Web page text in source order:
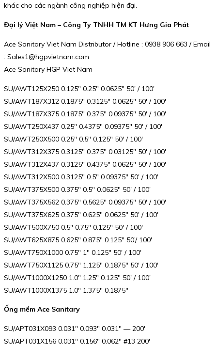
khác cho các ngành công nghiệp hiện đại.
Đại lý Việt Nam – Công Ty TNHH TM KT Hưng Gia Phát
Ace Sanitary Viet Nam Distributor / Hotline : 0938 906 663 / Email
: Sales1@hgpvietnam.com
Ace Sanitary HGP Viet Nam
SU/AWT125X250 0.125″ 0.25″ 0.0625″ 50′ / 100′
SU/AWT187X312 0.1875″ 0.3125″ 0.0625″ 50′ / 100′
SU/AWT187X375 0.1875″ 0.375″ 0.09375″ 50′ / 100′
SU/AWT250X437 0.25″ 0.4375″ 0.09375″ 50′ / 100′
SU/AWT250X500 0.25″ 0.5″ 0.125″ 50′ / 100′
SU/AWT312X375 0.3125″ 0.375″ 0.03125″ 50′ / 100′
SU/AWT312X437 0.3125″ 0.4375″ 0.0625″ 50′ / 100′
SU/AWT312X500 0.3125″ 0.5″ 0.09375″ 50′ / 100′
SU/AWT375X500 0.375″ 0.5″ 0.0625″ 50′ / 100′
SU/AWT375X562 0.375″ 0.5625″ 0.09375″ 50′ / 100′
SU/AWT375X625 0.375″ 0.625″ 0.0625″ 50′ / 100′
SU/AWT500X750 0.5″ 0.75″ 0.125″ 50′ / 100′
SU/AWT625X875 0.625″ 0.875″ 0.125″ 50’/ 100′
SU/AWT750X1000 0.75″ 1″ 0.125″ 50′ / 100′
SU/AWT750X1125 0.75″ 1.125″ 0.1875″ 50′ / 100′
SU/AWT1000X1250 1.0″ 1.25″ 0.125″ 50′ / 100′
SU/AWT1000X1375 1.0″ 1.375″ 0.1875″
Ống mềm Ace Sanitary
SU/APT031X093 0.031″ 0.093″ 0.031″ — 200′
SU/APT031X156 0.031″ 0.156″ 0.062″ #13 200′